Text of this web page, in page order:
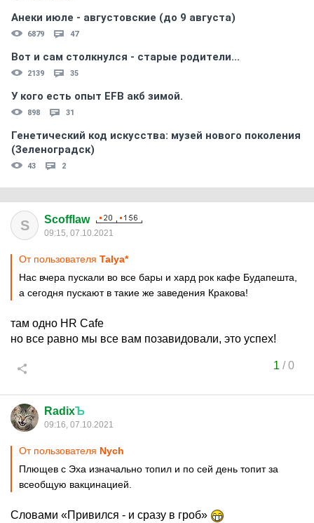
Анеки июле - августовские (до 9 августа)
6879 47
Вот и сам столкнулся - старые родители...
2139 35
У кого есть опыт EFB акб зимой.
898 31
Генетический код искусства: музей нового поколения
(Зеленоградск)
43 2
S Scofflaw
09:15, 07.10.2021
От пользователя Talya*
Нас вчера пускали во все бары и хард рок кафе Будапешта,
а сегодня пускают в такие же заведения Кракова!
там одно HR Cafe
но все равно мы все вам позавидовали, это успех!
1 /0
RadixЪ
09:16, 07.10.2021
От пользователя Nych
Плющев с Эха изначально топил и по сей день топит за
всеобщую вакцинацией.
Словами «Привился - и сразу в гроб»